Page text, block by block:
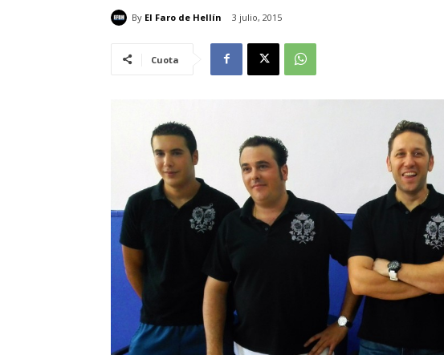
By El Faro de Hellín 3 julio, 2015
Cuota